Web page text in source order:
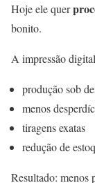
Hoje ele quer
bonito.
A impressão
produção sob
menos
tiragens exatas
redução de
Resultado: menos